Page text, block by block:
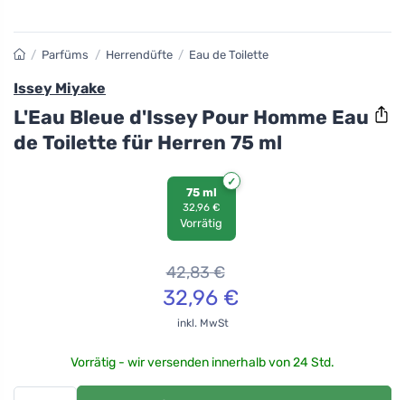
/ Parfüms / Herrendüfte / Eau de Toilette
Issey Miyake
L'Eau Bleue d'Issey Pour Homme Eau
de Toilette für Herren 75 ml
75 ml
32,96 €
Vorrätig
42,83€
32,96 €
inkl. MwSt
Vorrätig - wir versenden innerhalb von 24 Std.